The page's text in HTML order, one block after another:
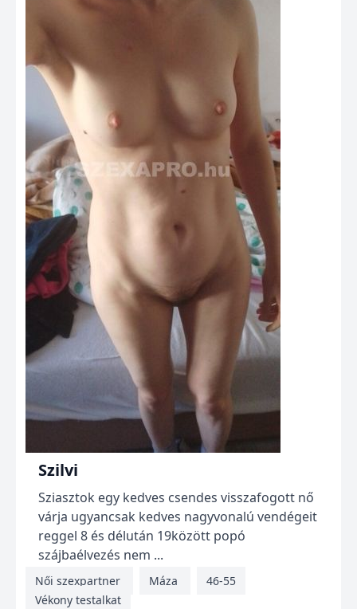
Szilvi
Sziasztok egy kedves csendes visszafogott nő
várja ugyancsak kedves nagyvonalú vendégeit
reggel 8 és délután 19között popó
szájbaélvezés nem ...
Női szexpartner Máza
46-55
Vékony testalkat